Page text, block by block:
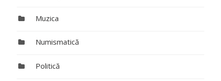
Muzica
Numismatică
Politică